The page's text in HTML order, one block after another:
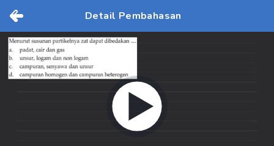
Detail Pembahasan